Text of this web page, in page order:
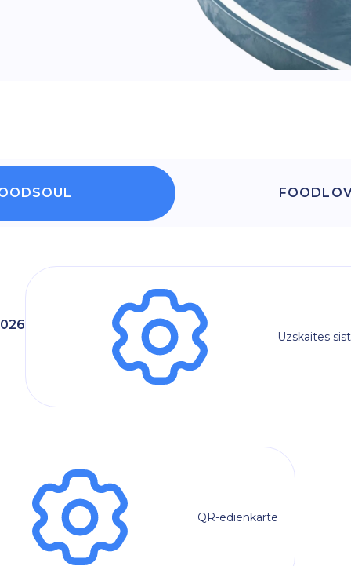
Uzskaites
QR-ēdienkarte